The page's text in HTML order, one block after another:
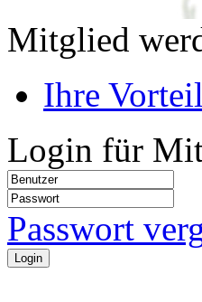
Mitglied
Ihre
Login für
Passwort